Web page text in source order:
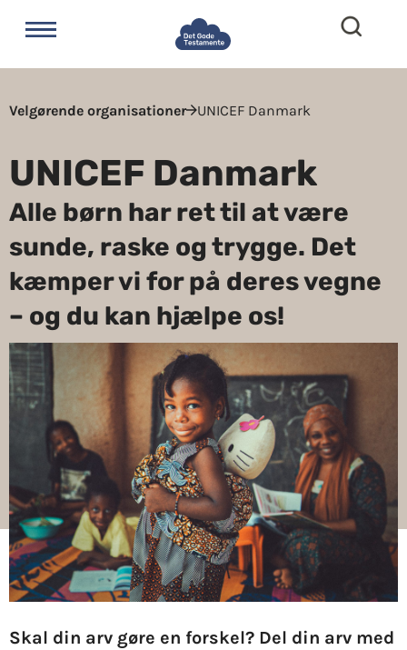
Velgørende organisationer UNICEF Danmark
UNICEF Danmark
Alle børn har ret til at være
sunde, raske og trygge. Det
kæmper vi for på deres vegne
– og du kan hjælpe os!
Skal din arv gøre en forskel? Del din arv med